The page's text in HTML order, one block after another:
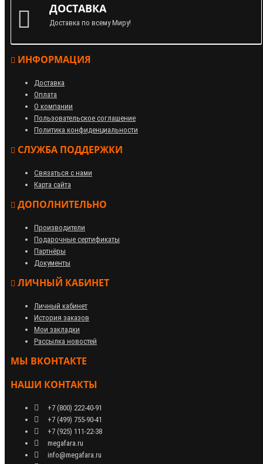
ДОСТАВКА
Доставка по всему Миру!
ИНФОРМАЦИЯ
Доставка
Оплата
О компании
Пользовательское соглашение
Политика конфиденциальности
СЛУЖБА ПОДДЕРЖКИ
Связаться с нами
Карта сайта
ДОПОЛНИТЕЛЬНО
Производители
Подарочные сертификаты
Партнёры
Документы
ЛИЧНЫЙ КАБИНЕТ
Личный кабинет
История заказов
Мои закладки
Рассылка новостей
МЫ ВКОНТАКТЕ
НАШИ КОНТАКТЫ
+7 (800) 222-40-91
+7 (499) 755-90-41
+7 (925) 111-22-38
megafara.ru
info@megafara.ru